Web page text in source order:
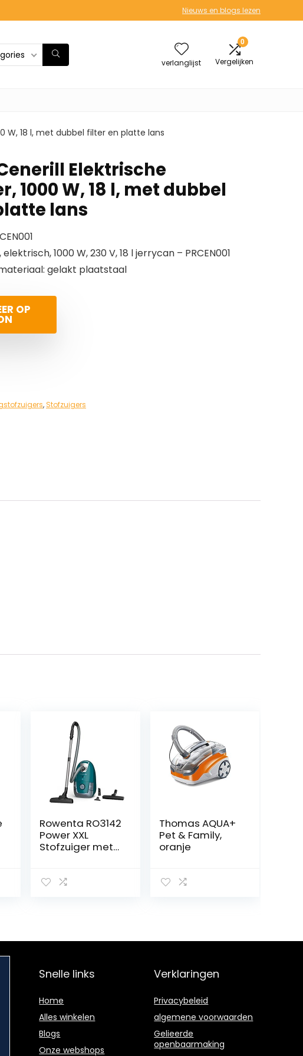
Nieuws en blogs lezen
verlanglijst
0
Vergelijken
W, 18 l, met dubbel filter en platte lans
Elektrische
1000 W, 18 l, met dubbel
lans
1000 W, 230 V, 18 l jerrycan – PRCEN001
gelakt plaatstaal
OP
, Stofzuigers
Rowenta RO3142
Power XXL
Stofzuiger met
liter – XXL snoer
Thomas AQUA+
Pet & Family,
oranje
Snelle links
Home
Alles winkelen
Blogs
Onze webshops
Verklaringen
Privacybeleid
algemene voorwaarden
Gelieerde
openbaarmaking